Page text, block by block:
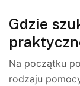
Gdzie
Na początku
rodzaju